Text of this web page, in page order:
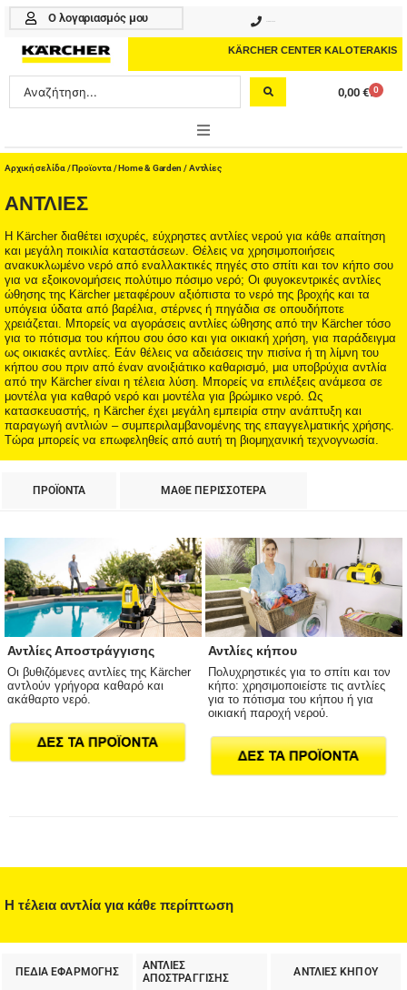
Μετάβαση
περιεχόμενο
Ο λογαριασμός μου
KÄRCHER CENTER KALOTERAKIS
Search
...
0,00 € 0
Cart
ONLINE SHOP
HOME & GARDEN
PROFESSIONAL
ΑΞΕΣΟΥΑΡ
ΚΑΘΑΡΙΣΤΙΚΑ
ΥΠΗΡΕΣΙΕΣ-ΝΕΑ-ΛΥΣΕΙΣ
Αρχική σελίδα /Προϊοντα /Home & Garden / Αντλίες
ΑΝΤΛΊΕΣ
Η Kärcher διαθέτει ισχυρές, εύχρηστες αντλίες νερού για κάθε απαίτηση
και μεγάλη ποικιλία καταστάσεων. Θέλεις να χρησιμοποιήσεις
ανακυκλωμένο νερό από εναλλακτικές πηγές στο σπίτι και τον κήπο σου
για να εξοικονομήσεις πολύτιμο πόσιμο νερό; Οι φυγοκεντρικές αντλίες
ώθησης της Kärcher μεταφέρουν αξιόπιστα το νερό της βροχής και τα
υπόγεια ύδατα από βαρέλια, στέρνες ή πηγάδια σε οπουδήποτε
χρειάζεται. Μπορείς να αγοράσεις αντλίες ώθησης από την Kärcher τόσο
για το πότισμα του κήπου σου όσο και για οικιακή χρήση, για παράδειγμα
ως οικιακές αντλίες. Εάν θέλεις να αδειάσεις την πισίνα ή τη λίμνη του
κήπου σου πριν από έναν ανοιξιάτικο καθαρισμό, μια υποβρύχια αντλία
από την Kärcher είναι η τέλεια λύση. Μπορείς να επιλέξεις ανάμεσα σε
μοντέλα για καθαρό νερό και μοντέλα για βρώμικο νερό. Ως
κατασκευαστής, η Kärcher έχει μεγάλη εμπειρία στην ανάπτυξη και
παραγωγή αντλιών – συμπεριλαμβανομένης της επαγγελματικής χρήσης.
Τώρα μπορείς να επωφεληθείς από αυτή τη βιομηχανική τεχνογνωσία.
ΠΡΟΪΟΝΤΑ ΜΑΘΕ ΠΕΡΙΣΣΟΤΕΡΑ
Αντλίες Αποστράγγισης
Οι βυθιζόμενες αντλίες της Kärcher
αντλούν γρήγορα καθαρό και
ακάθαρτο νερό.
Αντλίες κήπου
Πολυχρηστικές για το σπίτι και τον
κήπο: χρησιμοποιείστε τις αντλίες
για το πότισμα του κήπου ή για
οικιακή παροχή νερού.
Η τέλεια αντλία για κάθε περίπτωση
ΠΕΔΙΑ ΕΦΑΡΜΟΓΗΣ
ΑΝΤΛΙΕΣ
ΑΠΟΣΤΡΑΓΓΙΣΗΣ
ΑΝΤΛΙΕΣ ΚΗΠΟΥ